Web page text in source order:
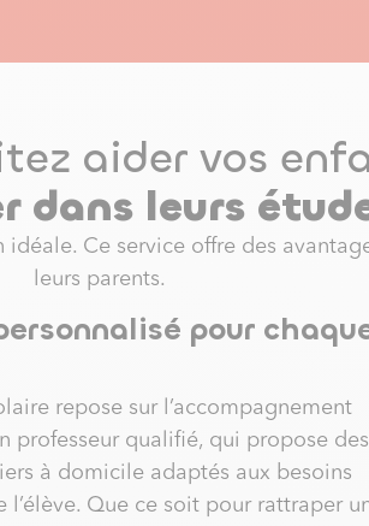
aider vos
dans leurs
Ce service offre des
leurs parents.
pour
repose sur l’accompagnement
professeur qualifié, qui propose des
à domicile adaptés aux besoins
l’élève. Que ce soit pour rattraper